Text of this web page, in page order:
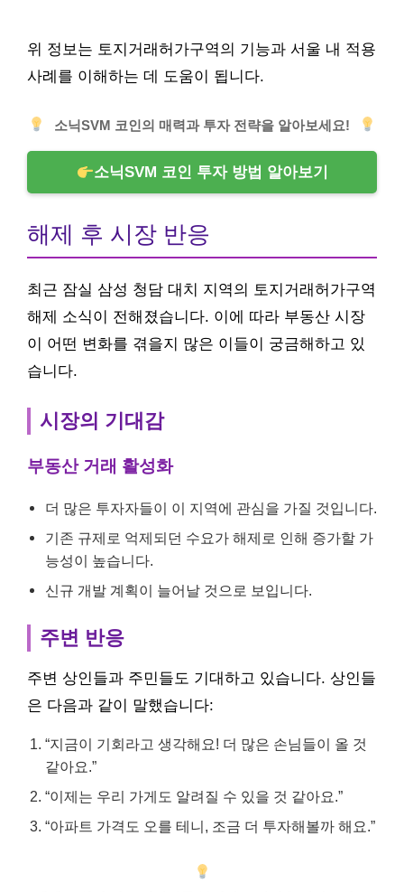
위 정보는 토지거래허가구역의 기능과 서울 내 적용
사례를 이해하는 데 도움이 됩니다.
소닉SVM 코인의 매력과 투자 전략을 알아보세요!
소닉SVM 코인 투자 방법 알아보기
해제 후 시장 반응
최근 잠실 삼성 청담 대치 지역의 토지거래허가구역
해제 소식이 전해졌습니다. 이에 따라 부동산 시장
이 어떤 변화를 겪을지 많은 이들이 궁금해하고 있
습니다.
시장의 기대감
부동산 거래 활성화
더 많은 투자자들이 이 지역에 관심을 가질 것입니다.
기존 규제로 억제되던 수요가 해제로 인해 증가할 가
능성이 높습니다.
신규 개발 계획이 늘어날 것으로 보입니다.
주변 반응
주변 상인들과 주민들도 기대하고 있습니다. 상인들
은 다음과 같이 말했습니다:
“지금이 기회라고 생각해요! 더 많은 손님들이 올 것
같아요.”
“이제는 우리 가게도 알려질 수 있을 것 같아요.”
“아파트 가격도 오를 테니, 조금 더 투자해볼까 해요.”